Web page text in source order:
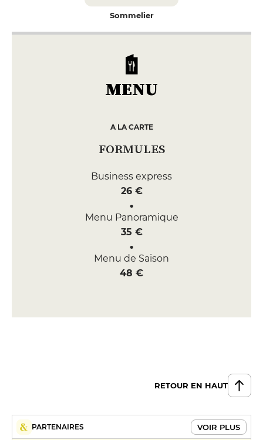
Sommelier
MENU
A LA CARTE
FORMULES
Business express
26 €
Menu Panoramique
35 €
Menu de Saison
48 €
RETOUR EN HAUT
PARTENAIRES VOIR PLUS